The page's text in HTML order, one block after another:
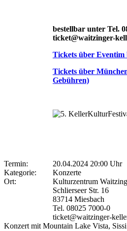
bestellbar unter Tel.
ticket@waitzinger-
Tickets über Eventim
Tickets über
Gebühren)
Termin:
20.04.2024 20:00 Uhr
Kategorie:
Konzerte
Ort:
Kulturzentrum
Schlierseer Str. 16
83714 Miesbach
Tel. 08025 7000-0
ticket@waitzinger-
Konzert mit Mountain Lake Vista,